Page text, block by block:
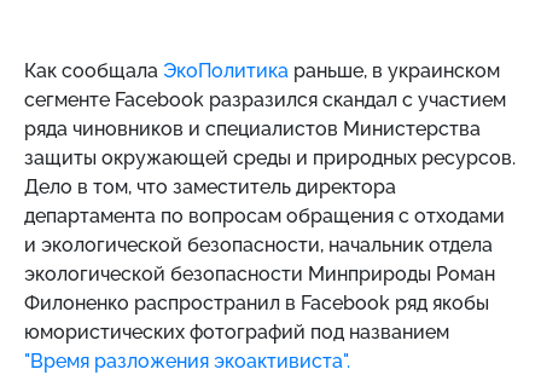
Как сообщала ЭкоПолитика раньше, в украинском
сегменте Facebook разразился скандал с участием
ряда чиновников и специалистов Министерства
защиты окружающей среды и природных ресурсов.
Дело в том, что заместитель директора
департамента по вопросам обращения с отходами
и экологической безопасности, начальник отдела
экологической безопасности Минприроды Роман
Филоненко распространил в Facebook ряд якобы
юмористических фотографий под названием
"Время разложения экоактивиста".